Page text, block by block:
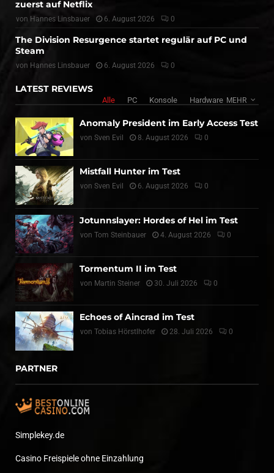
zuerst auf Netflix
von Hannes Linsbauer 6. August 2026 0
The Division Resurgence startet regulär auf PC und
Steam
von Hannes Linsbauer 6. August 2026 0
LATEST REVIEWS
Alle PC Konsole Hardware MEHR
Anomaly President im Early Access Test
von Sven Evil 8. August 2026 0
Mistfall Hunter im Test
von Sven Evil 6. August 2026 0
Jotunnslayer: Hordes of Hel im Test
von Tom Steinbauer 4. August 2026 0
Tormentum II im Test
von Martin Steiner 30. Juli 2026 0
Echoes of Aincrad im Test
von Tobias Hörstlhofer 28. Juli 2026 0
PARTNER
Simplekey.de
Casino Freispiele ohne Einzahlung